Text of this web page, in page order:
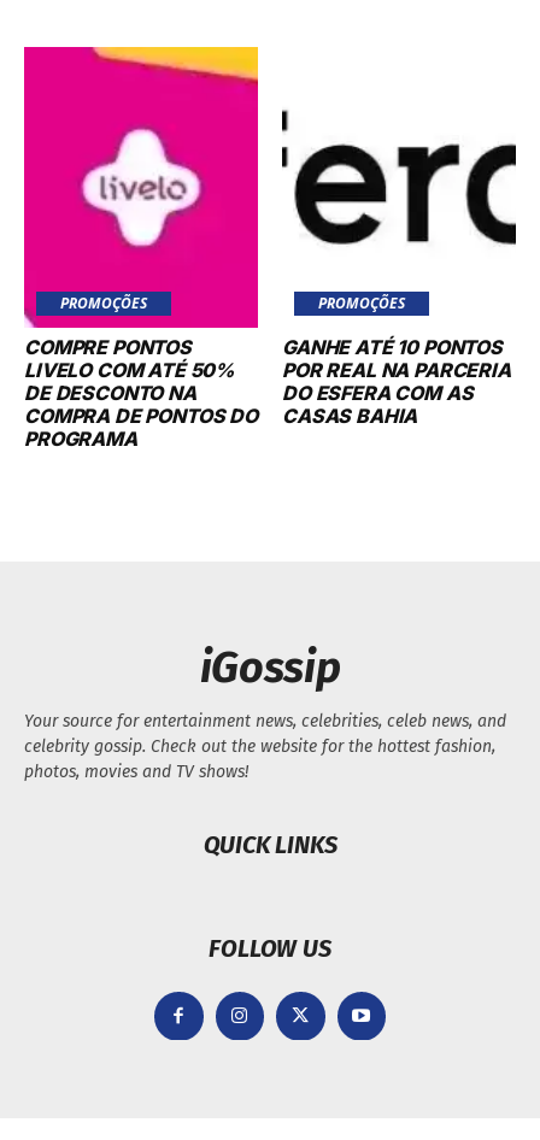
PROMOÇÕES
COMPRE PONTOS
LIVELO COM ATÉ 50%
DE DESCONTO NA
COMPRA DE PONTOS DO
PROGRAMA
PROMOÇÕES
GANHE ATÉ 10 PONTOS
POR REAL NA PARCERIA
DO ESFERA COM AS
CASAS BAHIA
iGossip
Your source for entertainment news, celebrities, celeb news, and
celebrity gossip. Check out the website for the hottest fashion,
photos, movies and TV shows!
QUICK LINKS
FOLLOW US